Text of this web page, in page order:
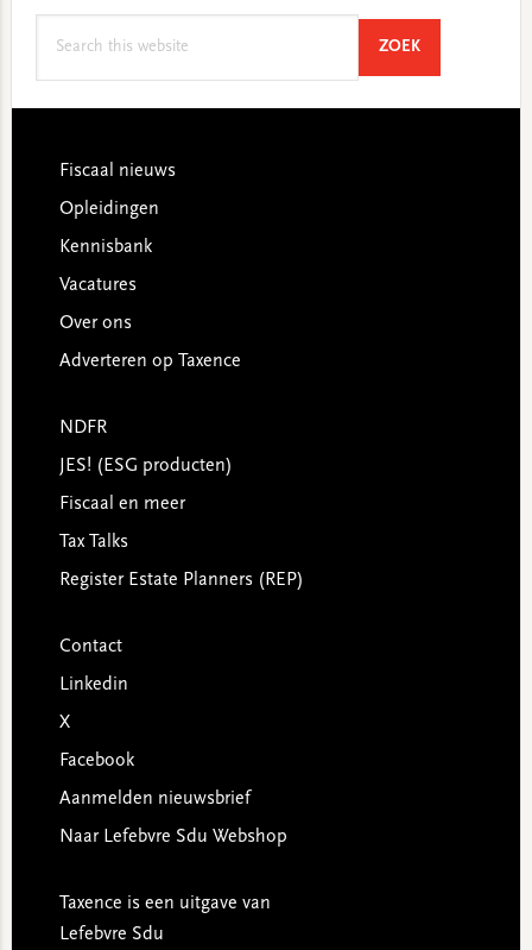
ZOEKSEARCH
Footer
Fiscaal nieuws
Opleidingen
Kennisbank
Vacatures
Over ons
Adverteren op Taxence
NDFR
JES! (ESG producten)
Fiscaal en meer
Tax Talks
Register Estate Planners (REP)
Contact
Linkedin
X
Facebook
Aanmelden nieuwsbrief
Naar Lefebvre Sdu Webshop
Taxence is een uitgave van
Lefebvre Sdu